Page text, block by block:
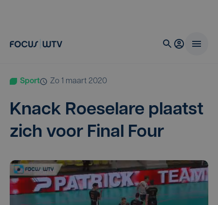
Sport zo 1 maart 2020
Knack Roe­se­la­re plaatst
zich voor Final Four